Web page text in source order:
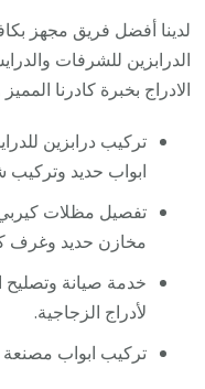
لدينا أفضل فريق مجهز
الدرابزين للشرفات
الادراج بخبرة كادرنا
تركيب درابزين
ابواب حديد وتركيب
تفصيل مظلات
مخازن حديد وغرف
خدمة صيانة وتصليح
لأدراج الزجاجية.
تركيب ابواب مصنعة